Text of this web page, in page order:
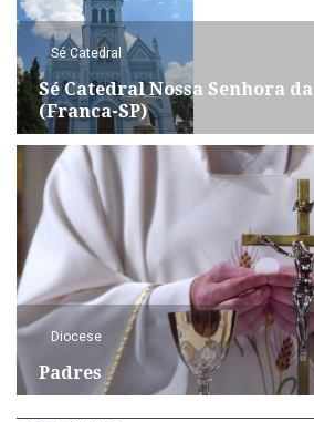
Sé Catedral
Sé Catedral Nossa Senhora
(Franca-SP)
Diocese
Padres